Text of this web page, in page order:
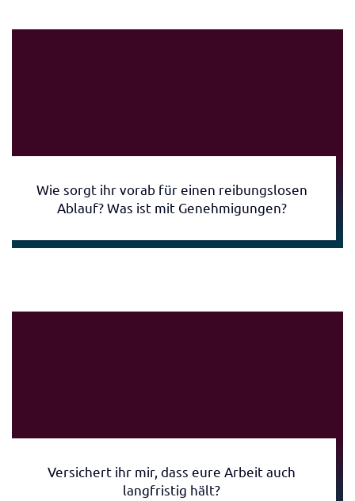
Wie sorgt ihr vorab für einen reibungslosen
Ablauf? Was ist mit Genehmigungen?
Versichert ihr mir, dass eure Arbeit auch
langfristig hält?